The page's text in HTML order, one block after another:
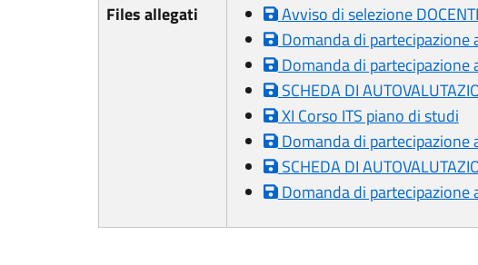
Files allegati
Avviso di selezione
Domanda di partecipazione
Domanda di partecipazione
SCHEDA DI
XI Corso ITS piano di studi
Domanda di partecipazione
SCHEDA DI
Domanda di partecipazione